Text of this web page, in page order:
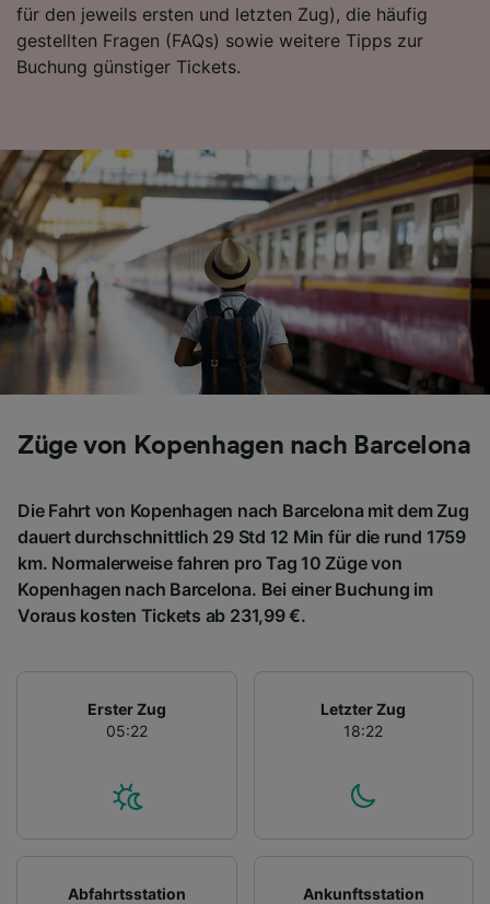
für den jeweils ersten und letzten Zug), die häufig
gestellten Fragen (FAQs) sowie weitere Tipps zur
Buchung günstiger Tickets.
Züge von Kopenhagen nach Barcelona
Die Fahrt von Kopenhagen nach Barcelona mit dem Zug
dauert durchschnittlich 29 Std 12 Min für die rund 1759
km. Normalerweise fahren pro Tag 10 Züge von
Kopenhagen nach Barcelona. Bei einer Buchung im
Voraus kosten Tickets ab 231,99 €.
Erster Zug
05:22
Letzter Zug
18:22
Abfahrtsstation
Ankunftsstation